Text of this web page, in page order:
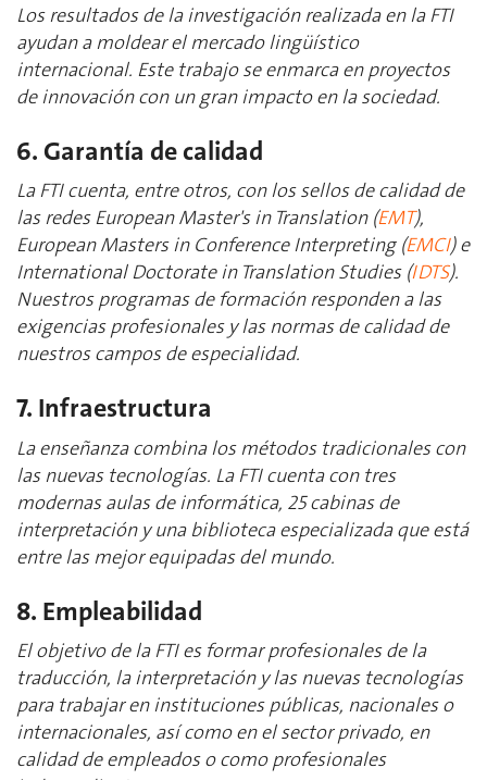
Los resultados de la investigación realizada en la FTI
ayudan a moldear el mercado lingüístico
internacional. Este trabajo se enmarca en proyectos
de innovación con un gran impacto en la sociedad.
6. Garantía de calidad
La FTI cuenta, entre otros, con los sellos de calidad de
las redes European Master's in Translation (EMT),
European Masters in Conference Interpreting (EMCI) e
International Doctorate in Translation Studies (IDTS).
Nuestros programas de formación responden a las
exigencias profesionales y las normas de calidad de
nuestros campos de especialidad.
7. Infraestructura
La enseñanza combina los métodos tradicionales con
las nuevas tecnologías. La FTI cuenta con tres
modernas aulas de informática, 25 cabinas de
interpretación y una biblioteca especializada que está
entre las mejor equipadas del mundo.
8. Empleabilidad
El objetivo de la FTI es formar profesionales de la
traducción, la interpretación y las nuevas tecnologías
para trabajar en instituciones públicas, nacionales o
internacionales, así como en el sector privado, en
calidad de empleados o como profesionales